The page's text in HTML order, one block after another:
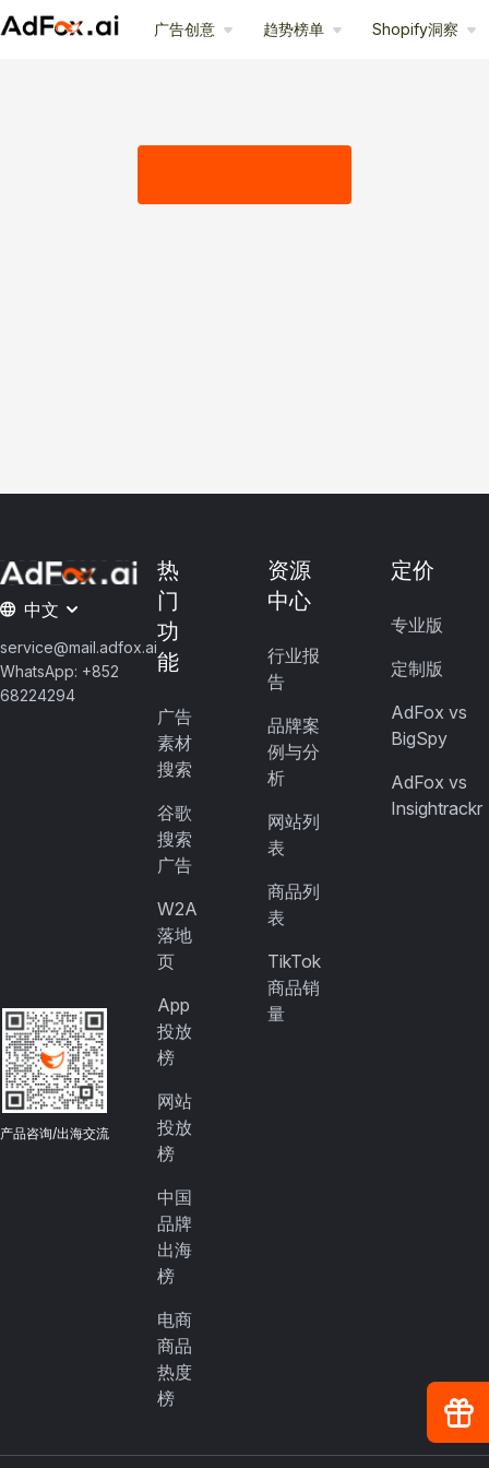
广告创意 趋势榜单 Shopify洞察
中文
service@mail.adfox.ai
WhatsApp: +852
68224294
产品咨询/出海交流
热
门
功
能
广告
素材
搜索
谷歌
搜索
广告
W2A
落地
页
App
投放
榜
网站
投放
榜
中国
品牌
出海
榜
电商
商品
热度
榜
资源
中心
行业报
告
品牌案
例与分
析
网站列
表
商品列
表
TikTok
商品销
量
定价
专业版
定制版
AdFox vs
BigSpy
AdFox vs
Insightrackr